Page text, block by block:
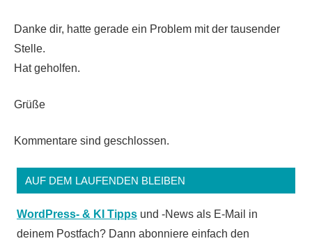
Danke dir, hatte gerade ein Problem mit der tausender
Stelle.
Hat geholfen.
Grüße
Kommentare sind geschlossen.
AUF DEM LAUFENDEN BLEIBEN
WordPress- & KI Tipps und -News als E-Mail in
deinem Postfach? Dann abonniere einfach den